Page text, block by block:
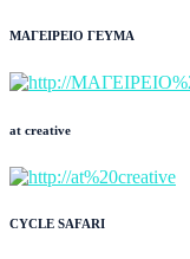
ΜΑΓΕΙΡΕΙΟ ΓΕΥΜΑ
at creative
CYCLE SAFARI